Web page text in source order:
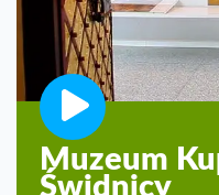
Muzeum
Świdnicy